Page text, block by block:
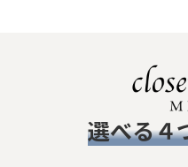
選べる４